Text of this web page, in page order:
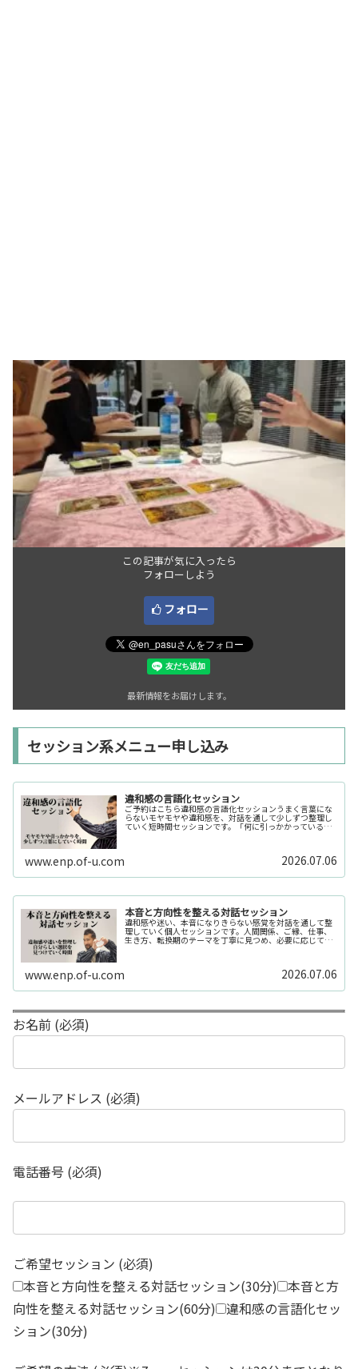
この記事が気に入ったら
フォローしよう
フォロー
最新情報をお届けします。
セッション系メニュー申し込み
違和感の言語化セッション
ご予約はこちら違和感の言語化セッションうまく言葉にな
らないモヤモヤや違和感を、対話を通して少しずつ整理し
ていく短時間セッションです。「何に引っかかっているの
www.enp.of-u.com 2026.07.06
本音と方向性を整える対話セッション
違和感や迷い、本音になりきらない感覚を対話を通して整
理していく個人セッションです。人間関係、ご縁、仕事、
生き方、転換期のテーマを丁寧に見つめ、必要に応じてカ
www.enp.of-u.com 2026.07.06
お名前 (必須)
メールアドレス (必須)
電話番号 (必須)
ご希望セッション (必須)
本音と方向性を整える対話セッション(30分) 本音と方
向性を整える対話セッション(60分) 違和感の言語化セッ
ション(30分)